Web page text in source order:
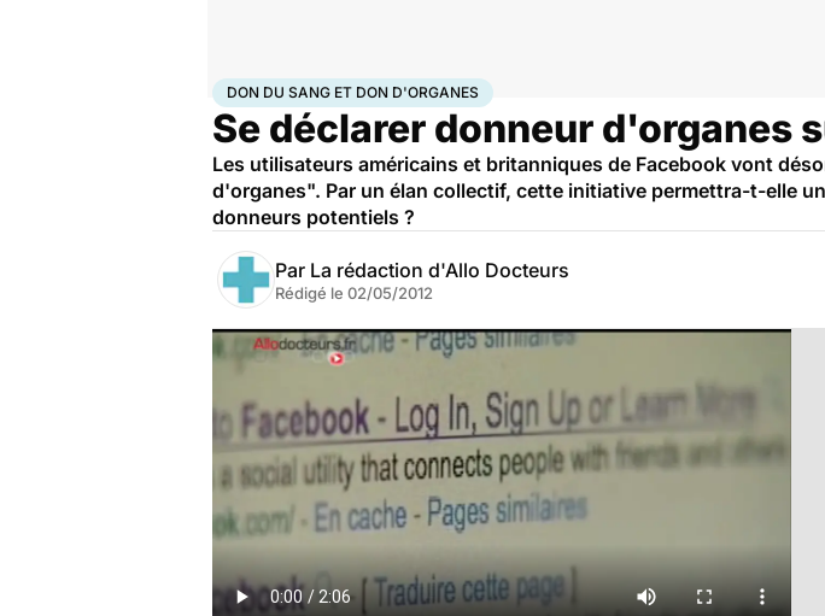
Accueil SantéDon du sang et don d'organes
DON DU SANG ET DON D'ORGANES
Se déclarer donneur d'organes
Les utilisateurs américains et britanniques de Facebook vont
d'organes". Par un élan collectif, cette initiative permettra-t-elle
donneurs potentiels ?
Par La rédaction d'Allo Docteurs
Rédigé le 02/05/2012